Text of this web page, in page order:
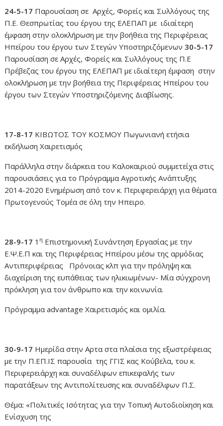
24-5-17 Παρουσίαση σε Αρχές, Φορείς και Συλλόγους της
Π.Ε. Θεσπρωτίας του έργου της ΕΛΕΠΑΠ με ιδιαίτερη
έμφαση στην ολοκλήρωση με την βοήθεια της Περιφέρειας
Ηπείρου του έργου των Στεγών Υποστηριζόμενων30-5-17
Παρουσίαση σε Αρχές, Φορείς και Συλλόγους της Π.Ε
Πρέβεζας του έργου της ΕΛΕΠΑΠ με ιδιαίτερη έμφαση στην
ολοκλήρωση με την βοήθεια της Περιφέρειας Ηπείρου του
έργου των Στεγών Υποστηριζόμενης Διαβίωσης.
17-8-17 ΚΙΒΩΤΟΣ ΤΟΥ ΚΟΣΜΟΥ Πωγωνιανή ετήσια
εκδήλωση Χαιρετισμός
Παράλληλα στην διάρκεια του Καλοκαιριού συμμετείχα στις
παρουσιάσεις για το Πρόγραμμα Αγροτικής Ανάπτυξης
2014-2020 Ενημέρωση από τον κ. Περιφερειάρχη για θέματα
Πρωτογενούς Τομέα σε όλη την Ηπειρο.
28-9-17 1 η Επιστημονική Συνάντηση Εργασίας με την
Ε.Ψ.Ε.Π και της Περιφέρειας Ηπείρου μέσω της αρμόδιας
Αντιπεριφέρειας Πρόνοιας κλπ για την πρόληψη και
διαχείριση της ευπάθειας των ηλικιωμένων- Μία σύγχρονη
πρόκληση για τον άνθρωπο και την κοινωνία.
Πρόγραμμα advantage Χαιρετισμός και ομιλία.
30-9-17 Ημερίδα στην Αρτα στα πλαίσια της εξωστρέφειας
με την Π.ΕΠ.ΙΣ παρουσία της ΓΓΙΣ κας Κούβελα, του κ.
Περιφερειάρχη και συναδέλφων επικεφαλής των
παρατάξεων της Αντιπολίτευσης και συναδέλφων Π.Σ.
Θέμα: «Πολιτικές Ισότητας για την Τοπική Αυτοδιοίκηση και
Ενίσχυση της